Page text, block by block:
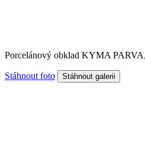
Porcelánový obklad KYMA
Stáhnout foto